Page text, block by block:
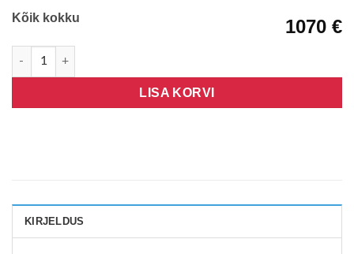
Kõik kokku 1070 €
Nordcel Amber R32 NA19-35G10L kogus
LISA KORVI
KIRJELDUS